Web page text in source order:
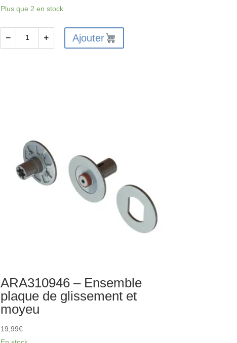
Plus que 2 en stock
− + Ajouter
ARA310946 – Ensemble
plaque de glissement et
moyeu
19,99€